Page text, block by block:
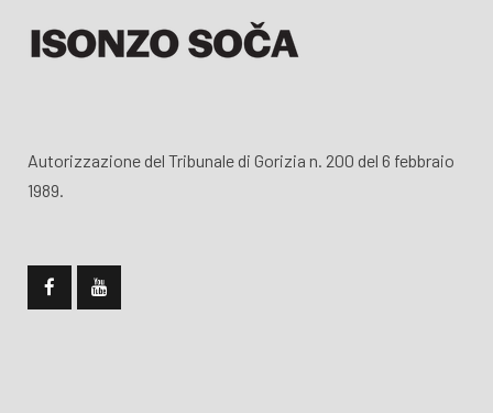
Autorizzazione del Tribunale di Gorizia n. 200 del 6 febbraio
1989.